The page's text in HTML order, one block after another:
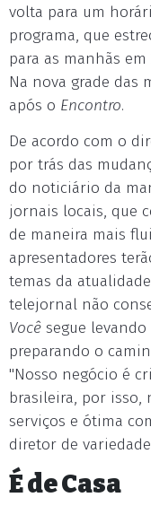
volta para um
programa, que
para as manhãs em
Na nova grade das
após o Encontro.
De acordo com o
por trás das
do noticiário da
jornais locais, que
de maneira mais
apresentadores
temas da
telejornal não
Você segue
preparando o
"Nosso negócio é
brasileira, por isso,
serviços e ótima
diretor de
É de Casa